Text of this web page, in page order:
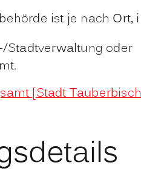
ist je nach Ort,
Stadtverwaltung oder
[Stadt